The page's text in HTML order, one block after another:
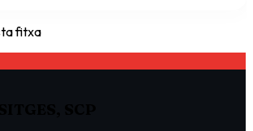
fitxa